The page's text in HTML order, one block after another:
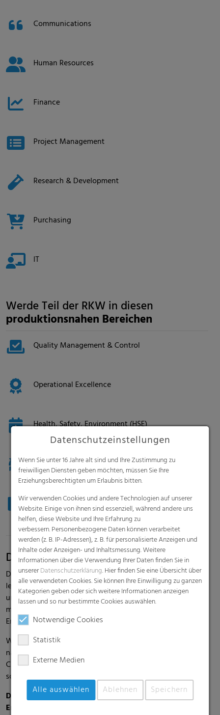
Communications
Human Resources
Finance
Project Management
Research & Development
Purchasing
IT
Werde Teil der RKW in diesen
produktionsnahen Bereichen
Quality Management & Control
Operational Excellence
Health, Safety, Environment (HSE)
Logistics & Supply Chain
Production: Printing, Extrusion, Maintenance
Deine Ideen, deine Chancen
Du übernimmst gerne Verantwortung und arbeitest zudem
leistungsorientiert und effizient. Du bist ein Teamplayer
und arbeitest gerne in einem internationalen Arbeitsumfeld
mit vielfältigen Chancen und langfristigen
Entwicklungsmöglichkeiten.
Wenn Können und Kreativität dich antreiben, wenn
nachhaltige Qualität dein Ziel ist und wenn du neue
Chancen für den gemeinsamen Erfolg nutzen willst, dann
sollten wir miteinander reden.
Deine Erfahrung, deine Chancen, unser gemeinsamer
Erfolg.
Datenschutzeinstellungen
Wenn Sie unter 16 Jahre alt sind und Ihre Zustimmung zu
freiwilligen Diensten geben möchten, müssen Sie Ihre
Erziehungsberechtigten um Erlaubnis bitten.
Wir verwenden Cookies und andere Technologien auf unserer
Website. Einige von ihnen sind essenziell, während andere uns
helfen, diese Website und Ihre Erfahrung zu
verbessern. Personenbezogene Daten können verarbeitet
werden (z. B. IP-Adressen), z. B. für personalisierte Anzeigen und
Inhalte oder Anzeigen- und Inhaltsmessung. Weitere
Informationen über die Verwendung Ihrer Daten finden Sie in
unsererDatenschutzerklärung. Hier finden Sie eine Übersicht über
alle verwendeten Cookies. Sie können Ihre Einwilligung zu ganzen
Kategorien geben oder sich weitere Informationen anzeigen
lassen und so nur bestimmte Cookies auswählen.
Notwendige Cookies
Statistik
Externe Medien
Alle auswählen Ablehnen Speichern